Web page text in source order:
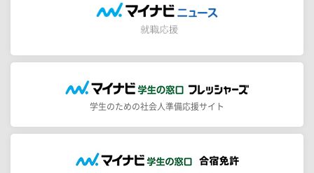
学生のための社会人準備応援サイト